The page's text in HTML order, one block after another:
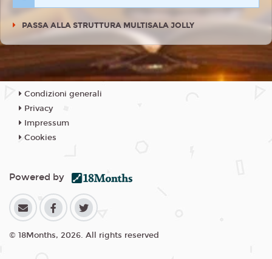
PASSA ALLA STRUTTURA MULTISALA JOLLY
Condizioni generali
Privacy
Impressum
Cookies
Powered by
© 18Months, 2026. All rights reserved